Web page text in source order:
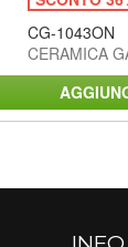
CG-1043ON
CERAMICA